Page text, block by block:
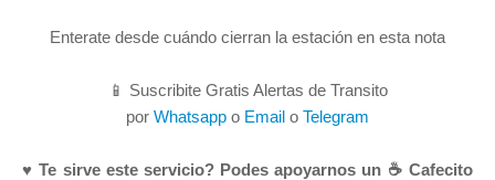
Enterate desde cuándo cierran la estación en esta nota
📱 Suscribite Gratis Alertas de Transito
por Whatsapp o Email o Telegram
♥ Te sirve este servicio? Podes apoyarnos un ☕ Cafecito